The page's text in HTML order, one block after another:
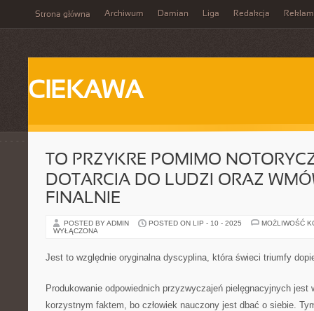
Strona główna Archiwum Damian Liga Redakcja
CIEKAWA
TO PRZYKRE POMIMO
DOTARCIA DO LUDZI ORAZ
FINALNIE
POSTED BY ADMIN POSTED ON LIP - 10 - 2025
MOŻLIWOŚĆ
WYŁĄCZONA
Jest to względnie oryginalna dyscyplina, która świeci triumfy
Produkowanie odpowiednich przyzwyczajeń pielęgnacyjnych jest
korzystnym faktem, bo człowiek nauczony jest dbać o siebie.